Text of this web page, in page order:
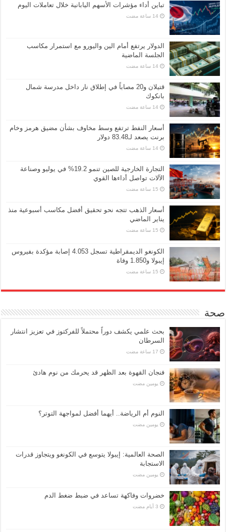
تباين أداء مؤشرات الأسهم اليابانية خلال تعاملات اليوم
الدولار يرتفع أمام الين واليورو مع استمرار مكاسب
الجلسة الماضية
قتيلان و20 مصاباً في إطلاق نار داخل مدرسة شمال
بانكوك
أسعار النفط ترتفع وسط مخاوف بشأن مضيق هرمز وخام
برنت يصعد لـ83.48 دولار
التجارة الخارجية للصين تنمو 19.2% في يوليو وصناعة
الآلات تواصل أداءها القوي
أسعار الذهب تتجه نحو تحقيق أفضل مكاسب أسبوعية منذ
يناير الماضي
الكونغو الديمقراطية تسجل 4.053 إصابة مؤكدة بفيروس
إيبولا و1.850 وفاة
صحة
بحث علمي يكشف دوراً محتملاً للفركتوز في تعزيز انتشار
السرطان
فنجان القهوة بعد الظهر قد يحرمك من نوم هادئ
‏يومين مضت
النوم أم الرياضة.. أيهما أفضل لمواجهة التوتر؟
‏يومين مضت
الصحة العالمية: إيبولا يتوسع في الكونغو ويتجاوز قدرات
الاستجابة
‏يومين مضت
خضروات وفاكهة تساعد في ضبط ضغط الدم